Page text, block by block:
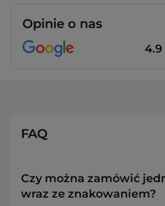
Opinie o nas
4.9
FAQ
Czy można zamówić
wraz ze znakowaniem?